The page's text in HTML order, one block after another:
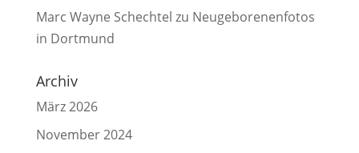
Marc Wayne Schechtel zu Neugeborenenfotos
in Dortmund
Archiv
März 2026
November 2024